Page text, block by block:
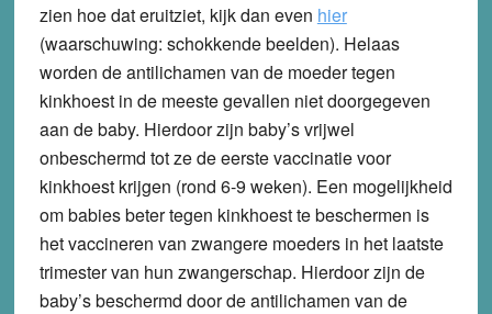
zien hoe dat eruitziet, kijk dan even hier
(waarschuwing: schokkende beelden). Helaas
worden de antilichamen van de moeder tegen
kinkhoest in de meeste gevallen niet doorgegeven
aan de baby. Hierdoor zijn baby’s vrijwel
onbeschermd tot ze de eerste vaccinatie voor
kinkhoest krijgen (rond 6-9 weken). Een mogelijkheid
om babies beter tegen kinkhoest te beschermen is
het vaccineren van zwangere moeders in het laatste
trimester van hun zwangerschap. Hierdoor zijn de
baby’s beschermd door de antilichamen van de